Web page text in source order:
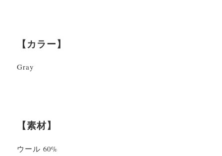
【カラー】
Gray
【素材】
ウール 60%